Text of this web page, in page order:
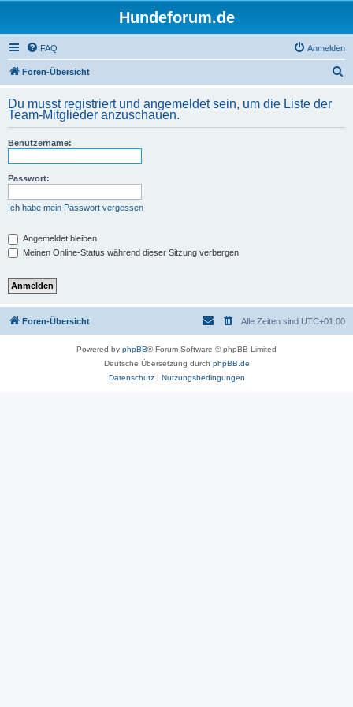
Hundeforum.de
FAQ Anmelden
Foren-Übersicht
h
Du musst registriert und angemeldet sein, um die Liste der
Team-Mitglieder anzuschauen.
Benutzername:
Passwort:
Ich habe mein Passwort vergessen
Angemeldet bleiben
Meinen Online-Status während dieser Sitzung verbergen
Foren-Übersicht Alle Zeiten sind UTC+01:00
Powered by phpBB® Forum Software © phpBB Limited
Deutsche Übersetzung durch phpBB.de
Datenschutz| Nutzungsbedingungen